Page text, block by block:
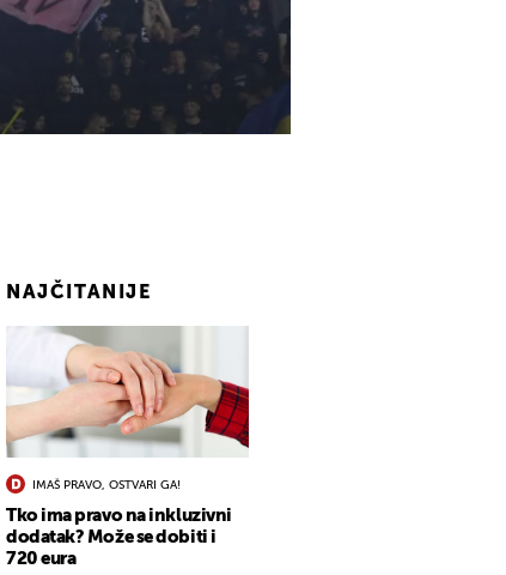
NAJČITANIJE
IMAŠ PRAVO, OSTVARI GA!
Tko ima pravo na inkluzivni
dodatak? Može se dobiti i
720 eura